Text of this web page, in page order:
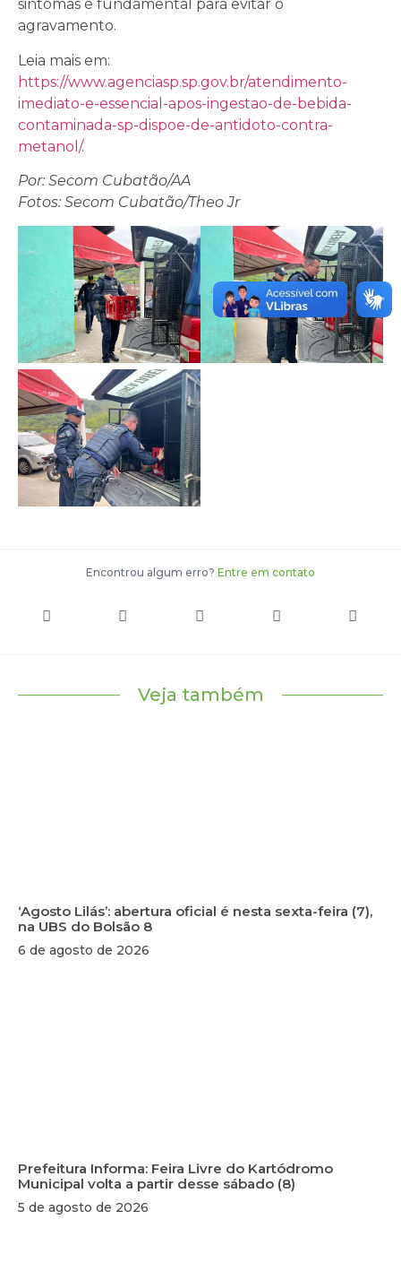
sintomas é fundamental para evitar o
agravamento.
Leia mais em:
https://www.agenciasp.sp.gov.br/atendimento-
imediato-e-essencial-apos-ingestao-de-bebida-
contaminada-sp-dispoe-de-antidoto-contra-
metanol/.
Por: Secom Cubatão/AA
Fotos: Secom Cubatão/Theo Jr
Encontrou algum erro? Entre em contato
Veja também
‘Agosto Lilás’: abertura oficial é nesta sexta-feira (7),
na UBS do Bolsão 8
6 de agosto de 2026
Prefeitura Informa: Feira Livre do Kartódromo
Municipal volta a partir desse sábado (8)
5 de agosto de 2026